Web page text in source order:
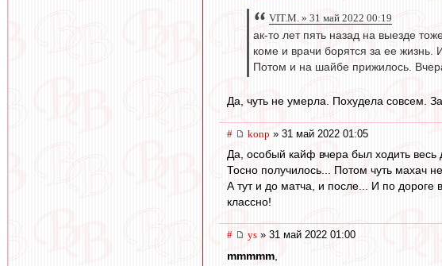
VIT.M. » 31 май 2022 00:19
ак-то лет пять назад на выезде
коме и врачи борятся за ее жизнь.
Потом и на шайбе прижилось.
Да, чуть не умерла. Похудела совсем.
# konp » 31 май 2022 01:05
Да, особый кайф вчера был ходить
Тосно получилось... Потом чуть махач
А тут и до матча, и после... И по дороге
классно!
# ys » 31 май 2022 01:00
mmmmm